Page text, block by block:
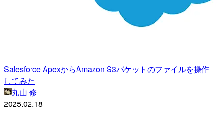
Salesforce ApexからAmazon S3バケットのファイルを操作
してみた
丸山 修
2025.02.18